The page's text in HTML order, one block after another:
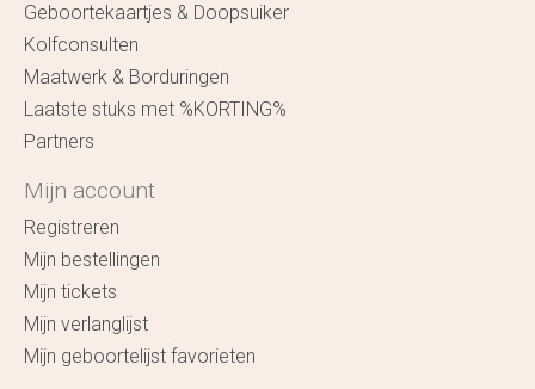
Geboortekaartjes & Doopsuiker
Kolfconsulten
Maatwerk & Borduringen
Laatste stuks met %KORTING%
Partners
Mijn account
Registreren
Mijn bestellingen
Mijn tickets
Mijn verlanglijst
Mijn geboortelijst favorieten